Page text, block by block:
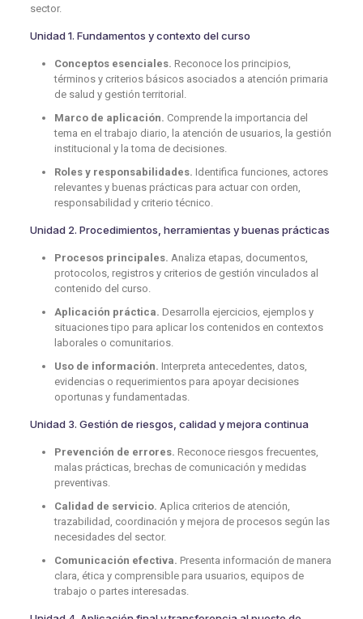
sector.
Unidad 1. Fundamentos y contexto del curso
Conceptos esenciales. Reconoce los principios,
términos y criterios básicos asociados a atención primaria
de salud y gestión territorial.
Marco de aplicación. Comprende la importancia del
tema en el trabajo diario, la atención de usuarios, la gestión
institucional y la toma de decisiones.
Roles y responsabilidades. Identifica funciones, actores
relevantes y buenas prácticas para actuar con orden,
responsabilidad y criterio técnico.
Unidad 2. Procedimientos, herramientas y buenas prácticas
Procesos principales. Analiza etapas, documentos,
protocolos, registros y criterios de gestión vinculados al
contenido del curso.
Aplicación práctica. Desarrolla ejercicios, ejemplos y
situaciones tipo para aplicar los contenidos en contextos
laborales o comunitarios.
Uso de información. Interpreta antecedentes, datos,
evidencias o requerimientos para apoyar decisiones
oportunas y fundamentadas.
Unidad 3. Gestión de riesgos, calidad y mejora continua
Prevención de errores. Reconoce riesgos frecuentes,
malas prácticas, brechas de comunicación y medidas
preventivas.
Calidad de servicio. Aplica criterios de atención,
trazabilidad, coordinación y mejora de procesos según las
necesidades del sector.
Comunicación efectiva. Presenta información de manera
clara, ética y comprensible para usuarios, equipos de
trabajo o partes interesadas.